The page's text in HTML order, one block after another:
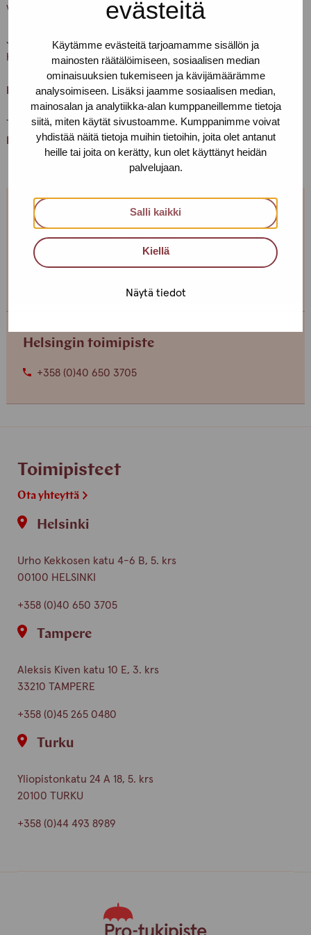
evästeitä
Käytämme evästeitä tarjoamamme sisällön ja
mainosten räätälöimiseen, sosiaalisen median
ominaisuuksien tukemiseen ja kävijämäärämme
analysoimiseen. Lisäksi jaamme sosiaalisen median,
mainosalan ja analytiikka-alan kumppaneillemme tietoja
siitä, miten käytät sivustoamme. Kumppanimme voivat
yhdistää näitä tietoja muihin tietoihin, joita olet antanut
heille tai joita on kerätty, kun olet käyttänyt heidän
palvelujaan.
Salli kaikki
Kiellä
Näytä tiedot
vedä ovenkahvasta.
Ja muistathan, että asioithan meillä vain terveenä. Pidetään
huolta itsestämme ja toisistamme
Lämpimästi tervetuloa!
Terveisin,
Helsingin Pro-tukipisteen porukka
Jos et pääse paikalle, mutta haluaisit
tavata, niin ota yhteyttä!
Helsingin toimipiste
+358 (0)40 650 3705
Toimipisteet
Ota yhteyttä
Helsinki
Urho Kekkosen katu 4-6 B, 5. krs
00100 HELSINKI
+358 (0)40 650 3705
Tampere
Aleksis Kiven katu 10 E, 3. krs
33210 TAMPERE
+358 (0)45 265 0480
Turku
Yliopistonkatu 24 A 18, 5. krs
20100 TURKU
+358 (0)44 493 8989